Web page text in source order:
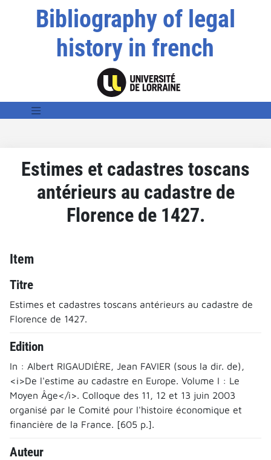
Bibliography of legal
history in french
Estimes et cadastres toscans
antérieurs au cadastre de
Florence de 1427.
Item
Titre
Estimes et cadastres toscans antérieurs au cadastre de
Florence de 1427.
Edition
In : Albert RIGAUDIÈRE, Jean FAVIER (sous la dir. de),
<i>De l'estime au cadastre en Europe. Volume I : Le
Moyen Âge</i>. Colloque des 11, 12 et 13 juin 2003
organisé par le Comité pour l'histoire économique et
financière de la France. [605 p.].
Auteur